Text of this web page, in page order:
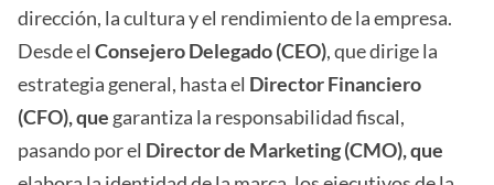
dirección, la cultura y el rendimiento de la empresa.
Desde el Consejero Delegado (CEO), que dirige la
estrategia general, hasta el Director Financiero
(CFO), que garantiza la responsabilidad fiscal,
pasando por el Director de Marketing (CMO), que